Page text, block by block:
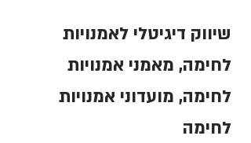
שיווק דיגיטלי לאמנויות
לחימה, מאמני אמנויות
לחימה, מועדוני אמנויות
לחימה